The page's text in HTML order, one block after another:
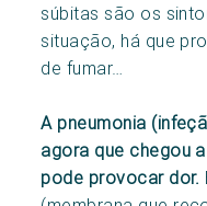
súbitas são os
situação, há que
de fumar…
A pneumonia
agora que chegou
pode provocar dor.